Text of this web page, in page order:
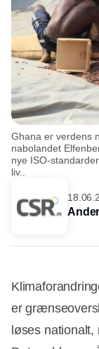
Ghana er verdens
nabolandet
nye ISO-
liv..
er
løses